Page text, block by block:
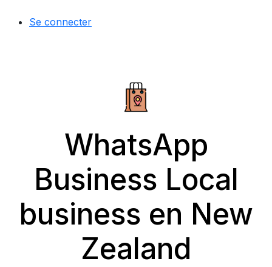
Se connecter
WhatsApp
Business Local
business en New
Zealand